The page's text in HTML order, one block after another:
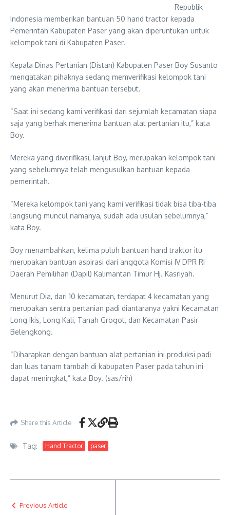
Republik
Indonesia memberikan bantuan 50 hand tractor kepada
Pemerintah Kabupaten Paser yang akan diperuntukan untuk
kelompok tani di Kabupaten Paser.
Kepala Dinas Pertanian (Distan) Kabupaten Paser Boy Susanto
mengatakan pihaknya sedang memverifikasi kelompok tani
yang akan menerima bantuan tersebut.
“Saat ini sedang kami verifikasi dari sejumlah kecamatan siapa
saja yang berhak menerima bantuan alat pertanian itu,” kata
Boy.
Mereka yang diverifikasi, lanjut Boy, merupakan kelompok tani
yang sebelumnya telah mengusulkan bantuan kepada
pemerintah.
“Mereka kelompok tani yang kami verifikasi tidak bisa tiba-tiba
langsung muncul namanya, sudah ada usulan sebelumnya,”
kata Boy.
Boy menambahkan, kelima puluh bantuan hand traktor itu
merupakan bantuan aspirasi dari anggota Komisi IV DPR RI
Daerah Pemilihan (Dapil) Kalimantan Timur Hj. Kasriyah.
Menurut Dia, dari 10 kecamatan, terdapat 4 kecamatan yang
merupakan sentra pertanian padi diantaranya yakni Kecamatan
Long Ikis, Long Kali, Tanah Grogot, dan Kecamatan Pasir
Belengkong.
“Diharapkan dengan bantuan alat pertanian ini produksi padi
dan luas tanam tambah di kabupaten Paser pada tahun ini
dapat meningkat,” kata Boy. (sas/rih)
Share this Article
Tag: Hand Tractor paser
Previous Article